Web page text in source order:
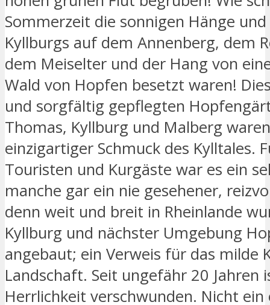
Sommerzeit die sonnigen Hänge
Kyllburgs auf dem Annenberg, dem
dem Meiselter und der Hang von
Wald von Hopfen besetzt waren!
und sorgfältig gepflegten
Thomas, Kyllburg und Malberg
einzigartiger Schmuck des Kylltales.
Touristen und Kurgäste war es ein
manche gar ein nie gesehener,
denn weit und breit in Rheinlande
Kyllburg und nächster Umgebung
angebaut; ein Verweis für das milde
Landschaft. Seit ungefähr 20 Jahren
Herrlichkeit verschwunden. Nicht ein